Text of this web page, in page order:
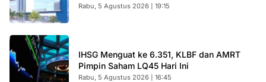
Rabu, 5 Agustus 2026 | 19:15
IHSG Menguat ke 6.351, KLBF dan AMRT
Pimpin Saham LQ45 Hari Ini
Rabu, 5 Agustus 2026 | 16:45